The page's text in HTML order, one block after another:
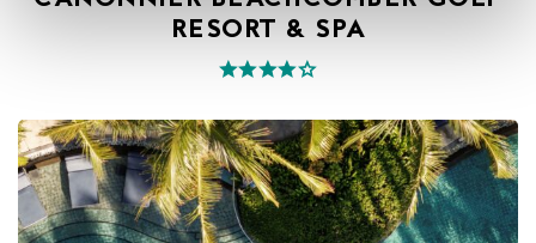
RESORT & SPA